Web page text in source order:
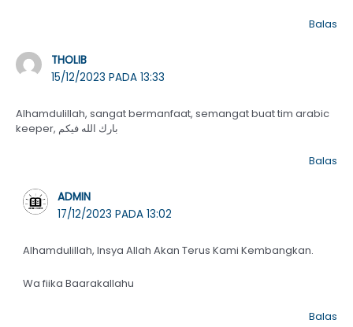
Balas
THOLIB
15/12/2023 PADA 13:33
Alhamdulillah, sangat bermanfaat, semangat buat tim arabic
keeper, بارك الله فيكم
Balas
ADMIN
17/12/2023 PADA 13:02
Alhamdulillah, Insya Allah Akan Terus Kami Kembangkan.
Wa fiika Baarakallahu
Balas